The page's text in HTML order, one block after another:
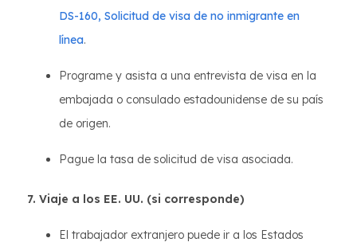
DS-160, Solicitud de visa de no inmigrante en
línea.
Programe y asista a una entrevista de visa en la
embajada o consulado estadounidense de su país
de origen.
Pague la tasa de solicitud de visa asociada.
7. Viaje a los EE. UU. (si corresponde)
El trabajador extranjero puede ir a los Estados